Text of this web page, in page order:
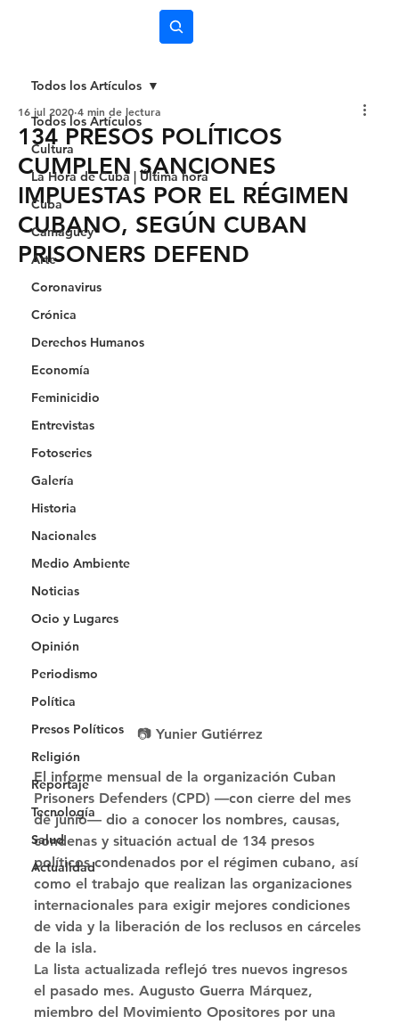
Todos los Artículos
Cultura
La Hora de Cuba | Última hora
Cuba
Camagüey
Arte
Coronavirus
Crónica
Derechos Humanos
Economía
Feminicidio
Entrevistas
Fotoseries
Galería
Historia
Nacionales
Medio Ambiente
Noticias
Ocio y Lugares
Opinión
Periodismo
Política
Presos Políticos
Religión
Reportaje
Tecnología
Salud
Actualidad
Todos los Artículos
134 PRESOS POLÍTICOS
CUMPLEN SANCIONES
IMPUESTAS POR EL RÉGIMEN
CUBANO, SEGÚN CUBAN
PRISONERS DEFEND
16 jul 2020 4 min de lectura
📷 Yunier Gutiérrez
El informe mensual de la organización Cuban
Prisoners Defenders (CPD) —con cierre del mes
de junio— dio a conocer los nombres, causas,
condenas y situación actual de 134 presos
políticos condenados por el régimen cubano, así
como el trabajo que realizan las organizaciones
internacionales para exigir mejores condiciones
de vida y la liberación de los reclusos en cárceles
de la isla.
La lista actualizada reflejó tres nuevos ingresos
el pasado mes. Augusto Guerra Márquez,
miembro del Movimiento Opositores por una